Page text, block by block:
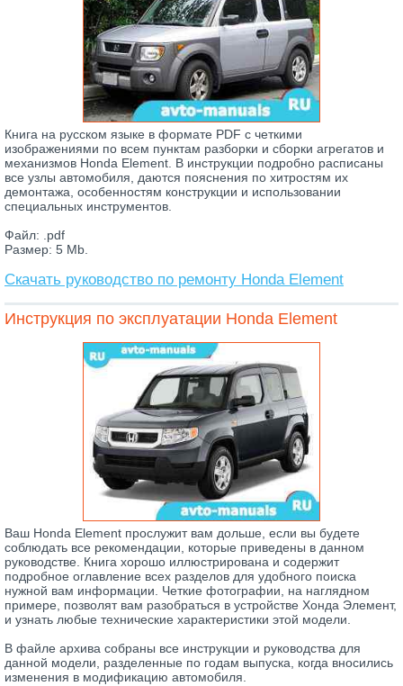
Книга на русском языке в формате PDF с четкими
изображениями по всем пунктам разборки и сборки агрегатов и
механизмов Honda Element. В инструкции подробно расписаны
все узлы автомобиля, даются пояснения по хитростям их
демонтажа, особенностям конструкции и использовании
специальных инструментов.
Файл: .pdf
Размер: 5 Mb.
Скачать руководство по ремонту Honda Element
Инструкция по эксплуатации Honda Element
Ваш Honda Element прослужит вам дольше, если вы будете
соблюдать все рекомендации, которые приведены в данном
руководстве. Книга хорошо иллюстрирована и содержит
подробное оглавление всех разделов для удобного поиска
нужной вам информации. Четкие фотографии, на наглядном
примере, позволят вам разобраться в устройстве Хонда Элемент,
и узнать любые технические характеристики этой модели.
В файле архива собраны все инструкции и руководства для
данной модели, разделенные по годам выпуска, когда вносились
изменения в модификацию автомобиля.